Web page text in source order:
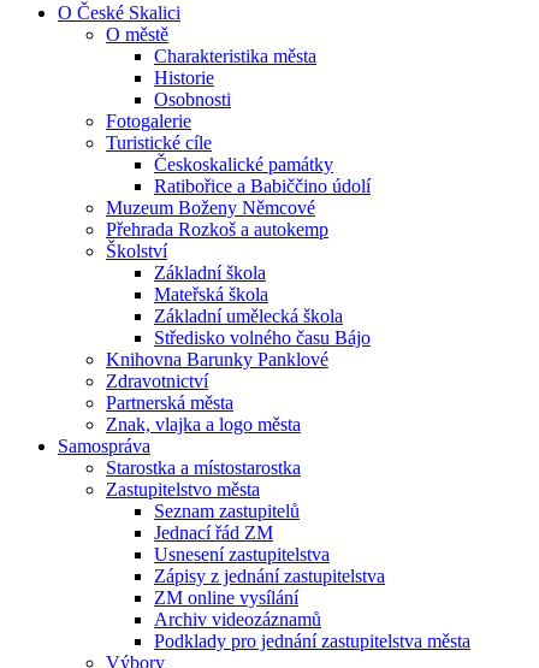
O České Skalici
O městě
Charakteristika města
Historie
Osobnosti
Fotogalerie
Turistické cíle
Českoskalické památky
Ratibořice a Babiččino údolí
Muzeum Boženy Němcové
Přehrada Rozkoš a autokemp
Školství
Základní škola
Mateřská škola
Základní umělecká škola
Středisko volného času Bájo
Knihovna Barunky Panklové
Zdravotnictví
Partnerská města
Znak, vlajka a logo města
Samospráva
Starostka a místostarostka
Zastupitelstvo města
Seznam zastupitelů
Jednací řád ZM
Usnesení zastupitelstva
Zápisy z jednání zastupitelstva
ZM online vysílání
Archiv videozáznamů
Podklady pro jednání zastupitelstva města
Výbory